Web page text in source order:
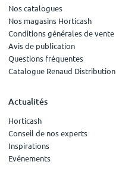
Nos catalogues
Nos magasins Horticash
Conditions générales de vente
Avis de publication
Questions fréquentes
Catalogue Renaud Distribution
Actualités
Horticash
Conseil de nos experts
Inspirations
Evénements